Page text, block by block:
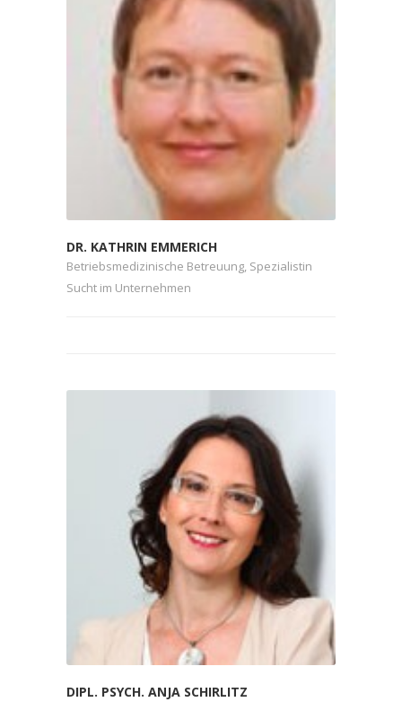
DR. KATHRIN EMMERICH
Betriebsmedizinische Betreuung, Spezialistin
Sucht im Unternehmen
DIPL. PSYCH. ANJA SCHIRLITZ